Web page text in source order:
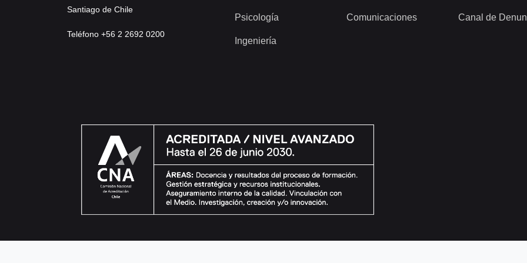
Santiago de Chile
Teléfono +56 2 2692 0200
Psicología
Ingeniería
Comunicaciones Canal de